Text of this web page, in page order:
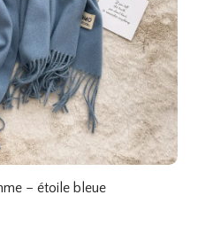
– étoile bleue